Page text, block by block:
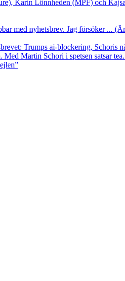
med nyhetsbrev. Jag försöker ...
Trumps ai-blockering, Schoris
Martin Schori i spetsen satsar